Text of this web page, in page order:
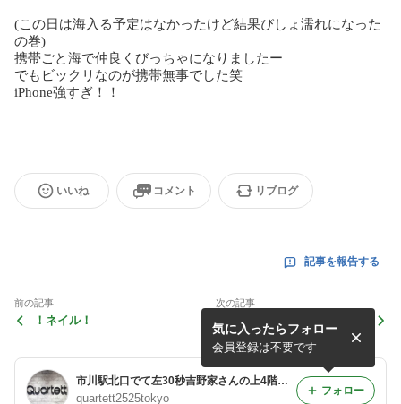
(この日は海入る予定はなかったけど結果びしょ濡れになった
の巻)
携帯ごと海で仲良くびっちゃになりましたー
でもビックリなのが携帯無事でした笑
iPhone強すぎ！！
いいね コメント リブログ
記事を報告する
前の記事
！ネイル！
次の記事
市川駅北口でて左30秒吉野家さんの上4階の美容室「Quartettカルテット」
quartett2525tokyo
気に入ったらフォロー
会員登録は不要です
フォロー